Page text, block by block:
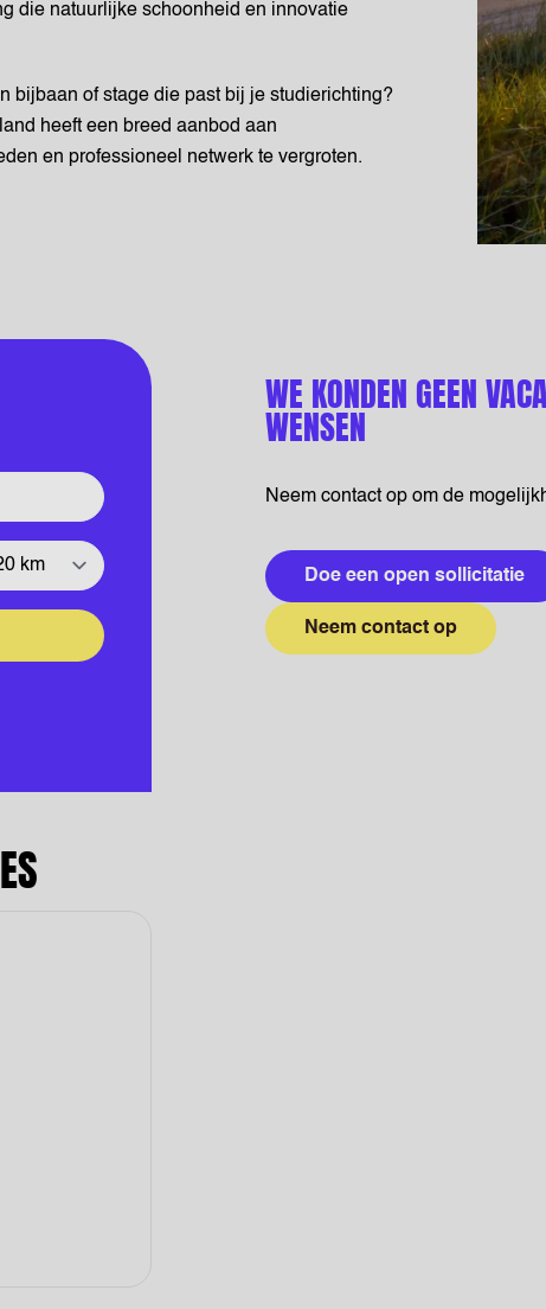
die natuurlijke schoonheid en innovatie
bijbaan of stage die past bij je studierichting?
heeft een breed aanbod aan
en professioneel netwerk te vergroten.
WE KONDEN GEEN
WENSEN
Neem contact op om de
Doe een open sollicitatie
Neem contact op